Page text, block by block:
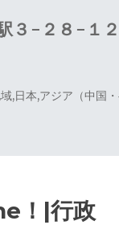
３−２８−１
,日本,アジア（中国
！|行政